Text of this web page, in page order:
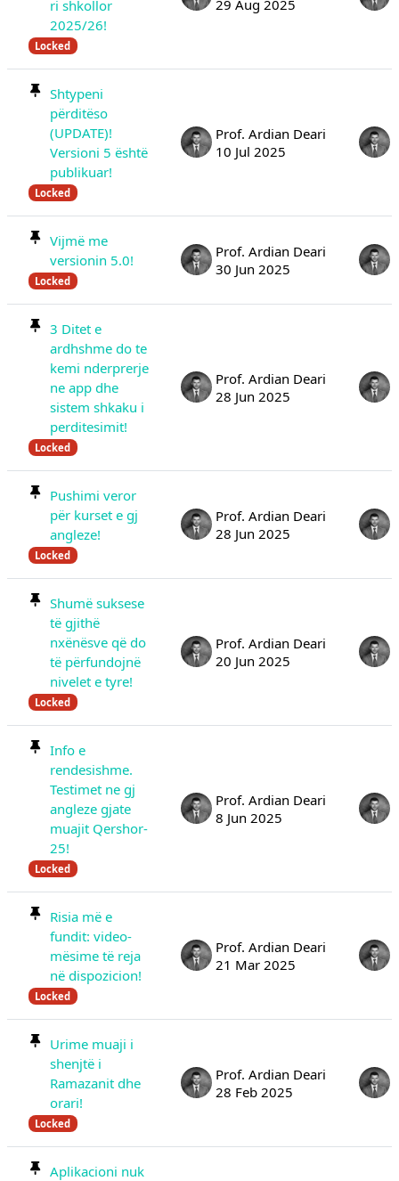
ri shkollor
2025/26!
Locked
29 Aug 2025
Shtypeni
përditëso
(UPDATE)!
Versioni 5 është
publikuar!
Locked
Prof. Ardian Deari
10 Jul 2025
Vijmë me
versionin 5.0!
Locked
Prof. Ardian Deari
30 Jun 2025
3 Ditet e
ardhshme do te
kemi nderprerje
ne app dhe
sistem shkaku i
perditesimit!
Locked
Prof. Ardian Deari
28 Jun 2025
Pushimi veror
për kurset e gj
angleze!
Locked
Prof. Ardian Deari
28 Jun 2025
Shumë suksese
të gjithë
nxënësve që do
të përfundojnë
nivelet e tyre!
Locked
Prof. Ardian Deari
20 Jun 2025
Info e
rendesishme.
Testimet ne gj
angleze gjate
muajit Qershor-
25!
Locked
Prof. Ardian Deari
8 Jun 2025
Risia më e
fundit: video-
mësime të reja
në dispozicion!
Locked
Prof. Ardian Deari
21 Mar 2025
Urime muaji i
shenjtë i
Ramazanit dhe
orari!
Locked
Prof. Ardian Deari
28 Feb 2025
Aplikacioni nuk